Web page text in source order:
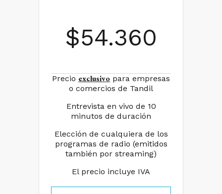
$54.360
Precio exclusivo para empresas
o comercios de Tandil
Entrevista en vivo de 10
minutos de duración
Elección de cualquiera de los
programas de radio (emitidos
también por streaming)
El precio incluye IVA